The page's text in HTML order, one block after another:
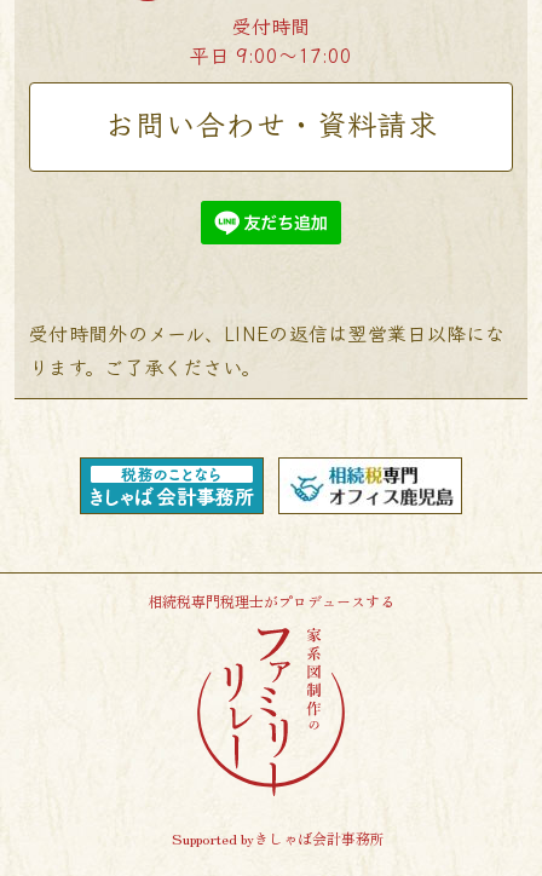
受付時間
平日 9:00〜17:00
お問い合わせ・資料請求
受付時間外のメール、LINEの返信は翌営業日以降にな
ります。ご了承ください。
相続税専門税理士がプロデュースする
Supported byきしゃば会計事務所